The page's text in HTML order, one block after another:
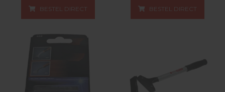
BESTEL DIRECT
BESTEL DIRECT